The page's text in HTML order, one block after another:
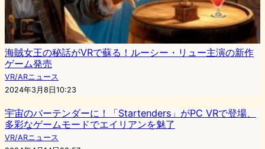
海賊女王の秘話がVRで蘇る！ルーシー・リュー主演の新作
ゲーム発売
VR/ARニュース
2024年3月8日10:23
宇宙のバーテンダーに！「Startenders」がPC VRで登場、
多彩なゲームモードでエイリアンを魅了
VR/ARニュース